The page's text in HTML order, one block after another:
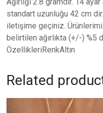
standart uzunluğu 42 cm
iletişime geçiniz.
belirtilen ağırlıkta (+/-) %5
ÖzellikleriRenkAltın
Related